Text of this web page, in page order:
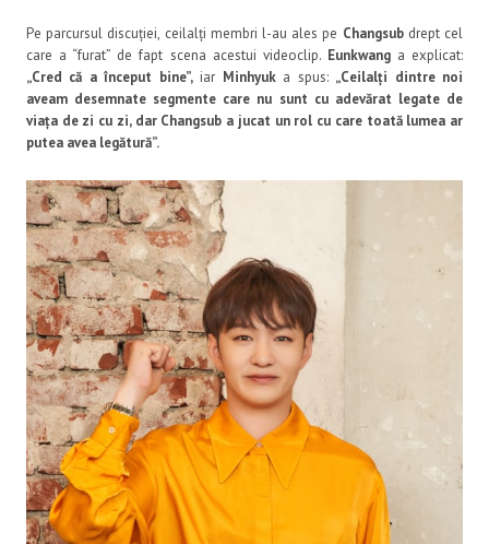
Pe parcursul discuției, ceilalți membri l-au ales pe Changsubdrept cel
care a “furat” de fapt scena acestui videoclip. Eunkwanga explicat:
„Cred că a început bine”,iar Minhyuka spus: „Ceilalți dintre noi
aveam desemnate segmente care nu sunt cu adevărat legate de
viața de zi cu zi, dar Changsub a jucat un rol cu ​​care toată lumea ar
putea avea legătură”.